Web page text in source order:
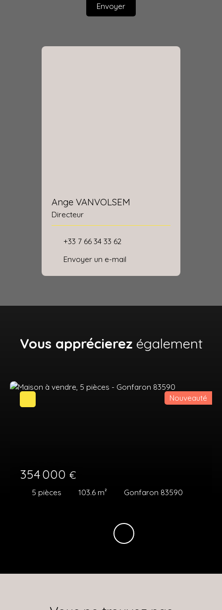
Envoyer
Ange VANVOLSEM
Directeur
+33 7 66 34 33 62
Envoyer un e-mail
Vous apprécierez également
354 000 €
5 pièces 103.6 m² Gonfaron 83590
Nouveauté